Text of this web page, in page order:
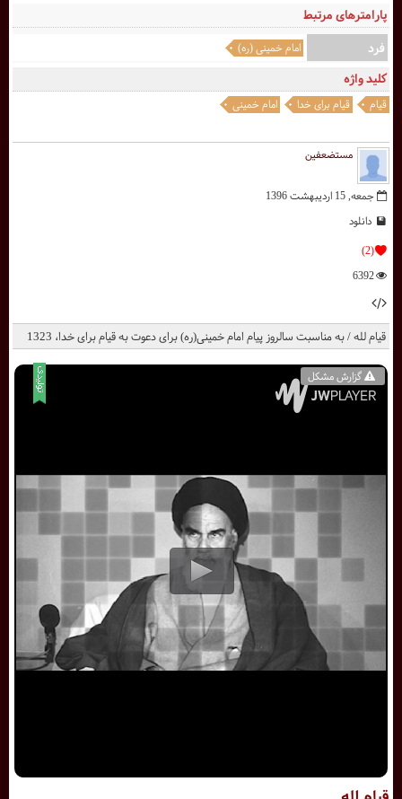
گزارش مشکل
قیام لله / به مناسبت سالروز پیام امام خمینی(ره) برای دعوت به قیام برای خدا، 1323
مستضعفین
جمعه, 15 ارديبهشت 1396
دانلود
(2)
6392
کلید واژه
قیام قیام برای خدا امام خمینی
پارامترهای مرتبط
فرد
امام خمینی (ره)